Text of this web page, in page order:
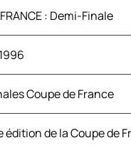
: Demi-Finale
Coupe de France
édition de la Coupe de